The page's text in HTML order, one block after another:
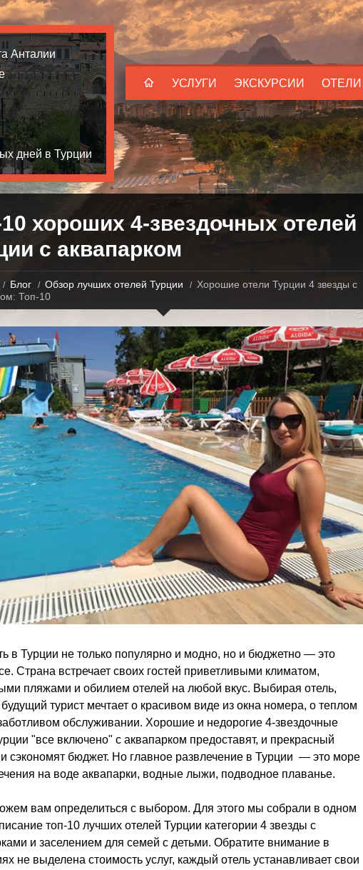
УСЛУГИ ЭКСКУРСИИ ОТЕЛИ
Анталии
дней в Турции
хороших 4-звездочных отелей
с аквапарком
Блог Обзор лучших отелей Турции
Хорошие отели Турции 4 звезды с
Топ-10
в Турции не только популярно и модно, но и бюджетно — это
Страна встречает своих гостей приветливыми климатом,
пляжами и обилием отелей на любой вкус. Выбирая отель,
турист мечтает о красивом виде из окна номера, о теплом
обслуживании. Хорошие и недорогие 4-звездочные
"все включено" с аквапарком предоставят, и прекрасный
сэкономят бюджет. Но главное развлечение в Турции — это море
на воде аквапарки, водные лыжи, подводное плаванье.
вам определиться с выбором. Для этого мы собрали в одном
топ-10 лучших отелей Турции категории 4 звезды с
и заселением для семей с детьми. Обратите внимание в
не выделена стоимость услуг, каждый отель устанавливает свои